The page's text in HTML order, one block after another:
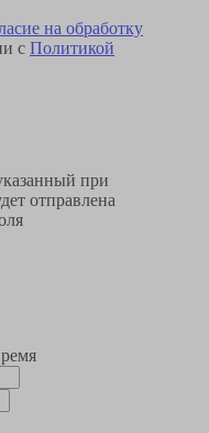
на обработку
с Политикой
при
отправлена